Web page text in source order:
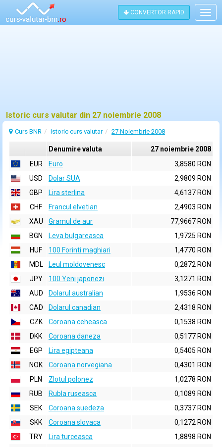
CONVERTOR RAPID
Istoric curs valutar din 27 noiembrie 2008
Curs BNR Istoric curs valutar 27 Noiembrie 2008
Denumire valuta
27 noiembrie 2008
EUR
Euro
3,8580 RON
USD
Dolar SUA
2,9809 RON
GBP
Lira sterlina
4,6137 RON
CHF
Francul elvetian
2,4903 RON
XAU
Gramul de aur
77,9667 RON
BGN
Leva bulgareasca
1,9725 RON
HUF
100 Forinti maghiari
1,4770 RON
MDL
Leul moldovenesc
0,2872 RON
JPY
100 Yeni japonezi
3,1271 RON
AUD
Dolarul australian
1,9536 RON
CAD
Dolarul canadian
2,4318 RON
CZK
Coroana ceheasca
0,1538 RON
DKK
Coroana daneza
0,5177 RON
EGP
Lira egipteana
0,5405 RON
NOK
Coroana norvegiana
0,4301 RON
PLN
Zlotul polonez
1,0278 RON
RUB
Rubla ruseasca
0,1089 RON
SEK
Coroana suedeza
0,3737 RON
SKK
Coroana slovaca
0,1272 RON
TRY
Lira turceasca
1,8898 RON